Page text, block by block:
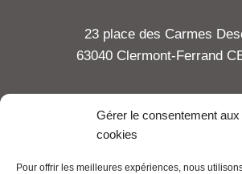
Gérer le consentement aux
cookies
Pour offrir les meilleures expériences, nous
23 place des Carmes
63040 Clermont-Ferrand
Tel : 06 65 27 23 81